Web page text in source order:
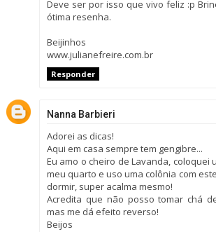
Deve ser por isso que vivo feliz :p
ótima resenha.
Beijinhos
www.julianefreire.com.br
Responder
Nanna Barbieri
Adorei as dicas!
Aqui em casa sempre tem gengibre...
Eu amo o cheiro de Lavanda, coloquei
meu quarto e uso uma colônia com
dormir, super acalma mesmo!
Acredita que não posso tomar chá
mas me dá efeito reverso!
Beijos